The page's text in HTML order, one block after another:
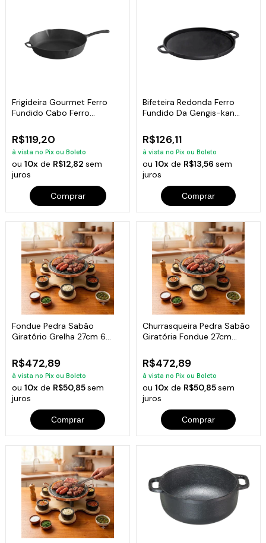
Frigideira Gourmet Ferro
Fundido Cabo Ferro
R$119,20
à vista no Pix ou Boleto
ou10x de R$12,82sem
juros
Comprar
Bifeteira Redonda Ferro
Fundido Da Gengis-kan
R$126,11
à vista no Pix ou Boleto
ou 10xde R$13,56 sem
juros
Comprar
Fondue Pedra Sabão
Giratório Grelha 27cm 6
R$472,89
à vista no Pix ou Boleto
ou10x de R$50,85sem
juros
Comprar
Churrasqueira Pedra Sabão
Giratória Fondue 27cm
R$472,89
à vista no Pix ou Boleto
ou 10xde R$50,85sem
juros
Comprar